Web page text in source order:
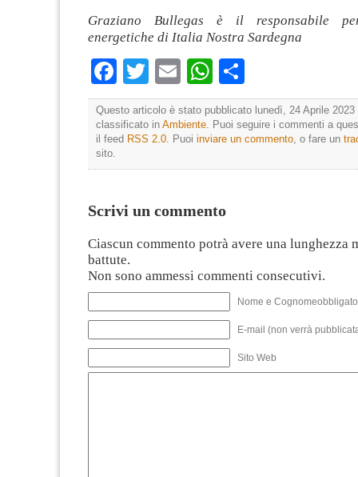
Graziano Bullegas è il responsabile
energetiche di Italia Nostra Sardegna
Facebook
TwitterEmailWhatsApp
Questo articolo è stato pubblicato lunedì, 24 Aprile 2023
classificato in Ambiente. Puoi seguire i commenti a
il feed RSS 2.0. Puoi inviare un commento, o fare un
sito.
Scrivi un commento
Ciascun commento potrà avere una lunghezza
battute.
Non sono ammessi commenti consecutivi.
Nome e
E-mail (non verrà
Sito Web